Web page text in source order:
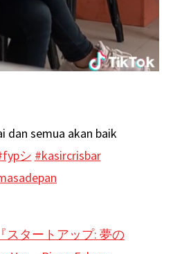
dan semua akan baik
シ #kasircrisbar
スタートアップ: 夢の